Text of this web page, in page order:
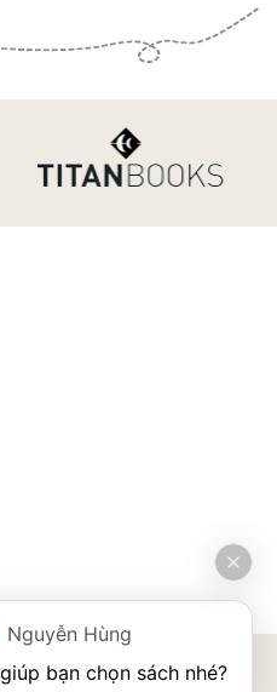
Nguyễn Hùng
bạn chọn sách nhé?